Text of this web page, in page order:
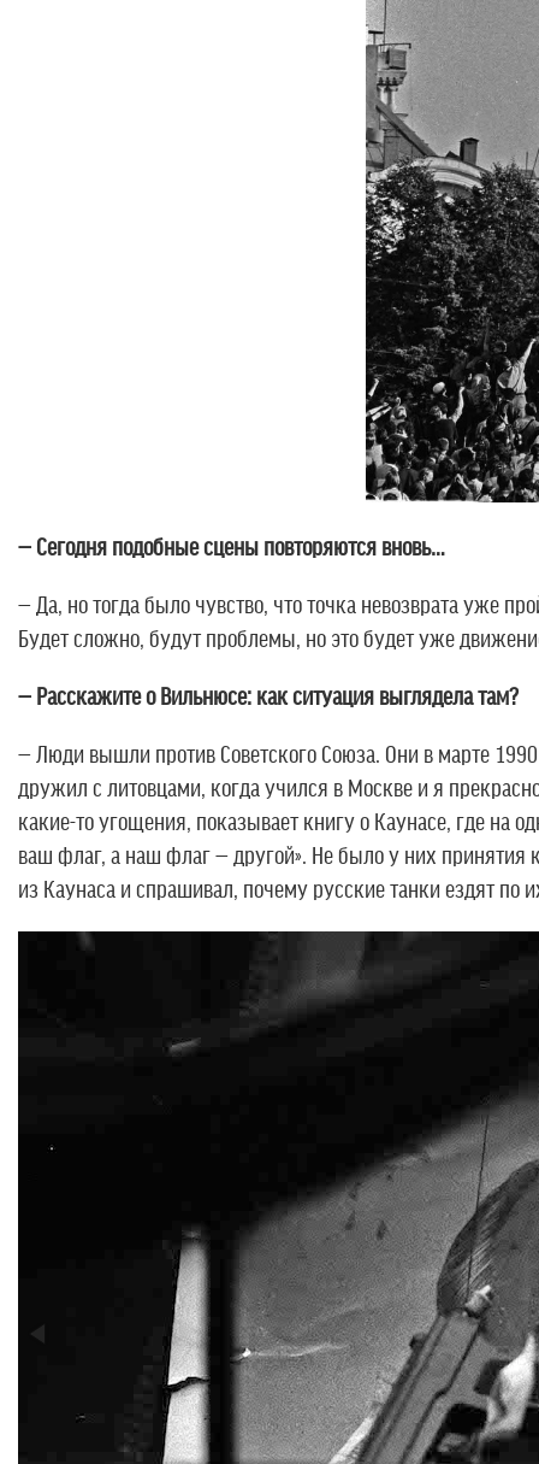
— Сегодня подобные сцены повторяются вновь…
— Да, но тогда было чувство, что точка невозврата уже
Будет сложно, будут проблемы, но это будет уже
— Расскажите о Вильнюсе: как ситуация выглядела там?
— Люди вышли против Советского Союза. Они в марте
дружил с литовцами, когда учился в Москве и я
какие-то угощения, показывает книгу о Каунасе, где на
ваш флаг, а наш флаг — другой». Не было у них принятия
из Каунаса и спрашивал, почему русские танки ездят по